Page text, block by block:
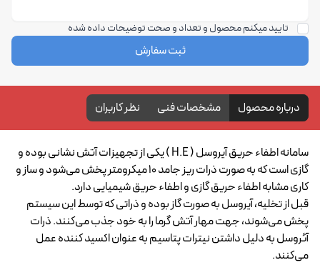
تایید میکنم محصول و تعداد و صحت توضیحات داده شده
ثبت سفارش
درباره محصول مشخصات فنی نظر کاربران
سامانهاطفاء حریق
آیروسل ( H.E ) یکی از تجهیزات آتش نشانی بوده و
گازی است که به صورت ذرات ریز جامد 10 میکرومتر پخش می‌شود و ساز و
کاری مشابه اطفاء حریق گازی و اطفاء حریق شیمیایی دارد.
قبل از تخلیه، آیروسل به صورت گاز بوده و ذراتی که توسط این سیستم
پخش می‌شوند، جهت مهار آتش گرما را به خود جذب می‌کنند. ذرات
آئروسل به دلیل داشتن نیترات پتاسیم به عنوان اکسید کننده عمل
می‌کنند.